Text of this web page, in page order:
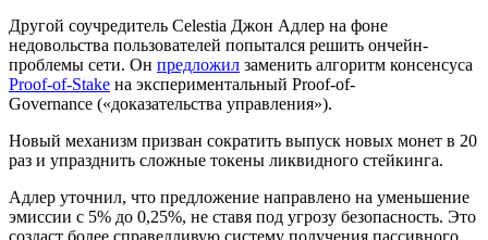
Другой соучредитель Celestia Джон Адлер на фоне
недовольства пользователей попытался решить ончейн-
проблемы сети. Он предложил заменить алгоритм консенсуса
Proof-of-Stake на экспериментальный Proof-of-
Governance («доказательства управления»).
Новый механизм призван сократить выпуск новых монет в 20
раз и упразднить сложные токены ликвидного стейкинга.
Адлер уточнил, что предложение направлено на уменьшение
эмиссии с 5% до 0,25%, не ставя под угрозу безопасность. Это